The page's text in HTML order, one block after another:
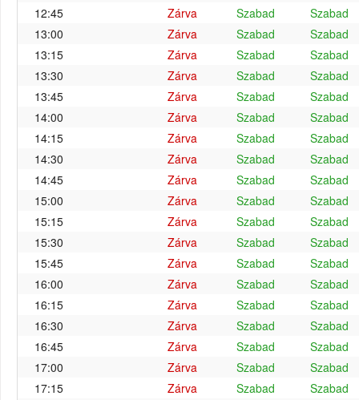
12:45
Zárva Szabad
Szabad
13:00
Zárva Szabad
Szabad
13:15
Zárva Szabad
Szabad
13:30
Zárva Szabad
Szabad
13:45
Zárva Szabad
Szabad
14:00
Zárva Szabad
Szabad
14:15
Zárva Szabad
Szabad
14:30
Zárva Szabad
Szabad
14:45
Zárva Szabad
Szabad
15:00
Zárva Szabad
Szabad
15:15
Zárva Szabad
Szabad
15:30
Zárva Szabad
Szabad
15:45
Zárva Szabad
Szabad
16:00
Zárva Szabad
Szabad
16:15
Zárva Szabad
Szabad
16:30
Zárva Szabad
Szabad
16:45
Zárva Szabad
Szabad
17:00
Zárva Szabad
Szabad
17:15
Zárva Szabad
Szabad